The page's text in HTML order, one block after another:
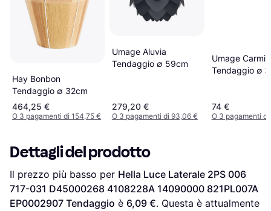
Hay Bonbon
Tendaggio ∅ 32cm
464,25 €
O 3 pagamenti di 154,75 €
Umage Aluvia
Tendaggio ∅ 59cm
279,20 €
O 3 pagamenti di 93,06 €
Umage
Tendaggio ∅
74 €
O 3 pagamenti
Dettagli del prodotto
Il prezzo più basso per Hella Luce Laterale 2PS 006
717-031 D45000268 4108228A 14090000 821PL007A
EP0002907 Tendaggio è 6,09 €. Questa è attualmente